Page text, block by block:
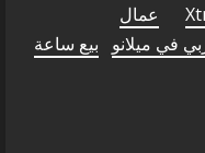
عمال
في ميلانو
بيع ساعة